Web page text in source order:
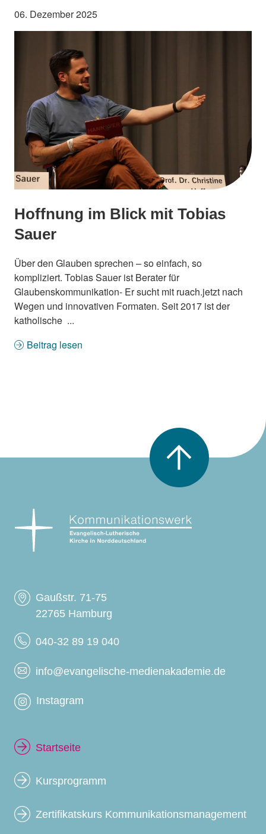
06. Dezember 2025
Hoffnung im Blick mit Tobias
Sauer
Über den Glauben sprechen – so einfach, so
kompliziert. Tobias Sauer ist Berater für
Glaubenskommunikation- Er sucht mit ruach.jetzt nach
Wegen und innovativen Formaten. Seit 2017 ist der
katholische ...
Beitrag lesen
Gaußstr. 71-75
22765 Hamburg
040-32 89 19 040
info@evangelische-medienakademie.de
Instagram
Startseite
Kursprogramm
Zertifikatskurs Kommunikationsmanagement
Nach oben scrollen